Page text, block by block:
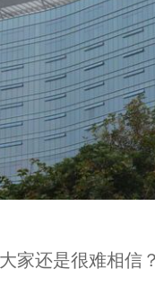
家还是很难相